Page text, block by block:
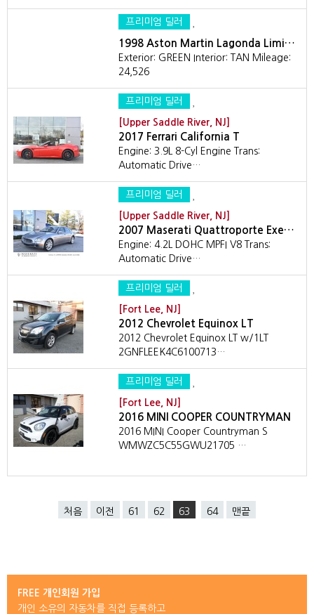
프리미엄 딜러
1998 Aston Martin Lagonda Limi…
Exterior: GREEN Interior: TAN Mileage:
24,526
프리미엄 딜러
[Upper Saddle River, NJ]
2017 Ferrari California T
Engine: 3.9L 8-Cyl Engine Trans:
Automatic Drive…
프리미엄 딜러
[Upper Saddle River, NJ]
2007 Maserati Quattroporte Exe…
Engine: 4.2L DOHC MPFI V8 Trans:
Automatic Drive…
프리미엄 딜러
[Fort Lee, NJ]
2012 Chevrolet Equinox LT
2012 Chevrolet Equinox LT w/1LT
2GNFLEEK4C6100713…
프리미엄 딜러
[Fort Lee, NJ]
2016 MINI COOPER COUNTRYMAN
2016 MINI Cooper Countryman S
WMWZC5C55GWU21705 …
처음 이전 61 62 63 64 맨끝
FREE 개인회원 가입
개인 소유의 자동차를 직접 등록하고